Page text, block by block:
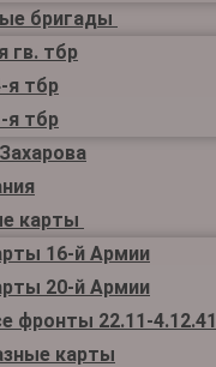
бригады
гв. тбр
я тбр
я тбр
карты
16-й Армии
20-й Армии
фронты 22.11-4.12.41
карты